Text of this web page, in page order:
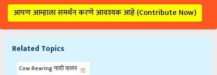
आपण आम्हाला समर्थन करणे आवश्यक आहे (Contribute Now)
Related Topics
Cow Rearing गायी पालन